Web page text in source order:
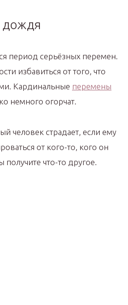
дождя
период серьёзных перемен.
избавиться от того, что
Кардинальные перемены
немного огорчат.
человек страдает, если ему
от кого-то, кого он
получите что-то другое.